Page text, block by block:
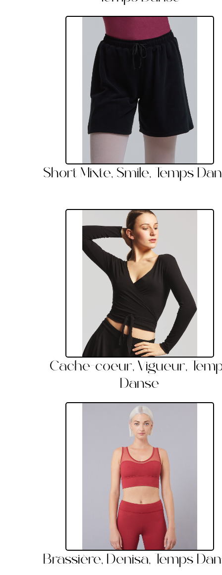
Short Mixte, Smile, Temps
Cache-coeur, Vigueur,
Danse
Brassière, Denisa, Temps